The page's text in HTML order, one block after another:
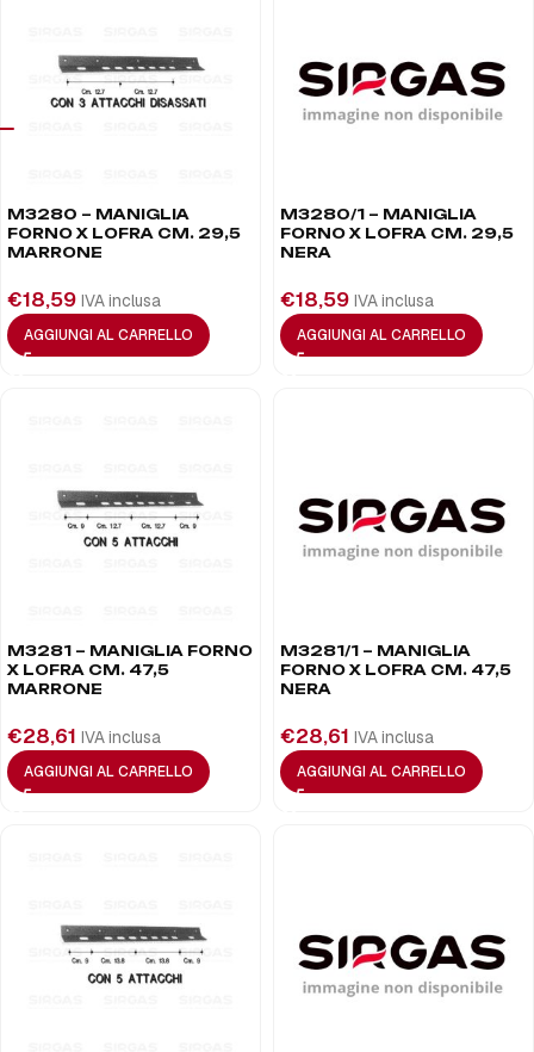
M3280 – MANIGLIA
FORNO X LOFRA CM. 29,5
MARRONE
€18,59 IVA inclusa
AGGIUNGI AL CARRELLO
M3280/1 – MANIGLIA
FORNO X LOFRA CM. 29,5
NERA
€18,59 IVA inclusa
AGGIUNGI AL CARRELLO
M3281 – MANIGLIA FORNO
X LOFRA CM. 47,5
MARRONE
€28,61 IVA inclusa
AGGIUNGI AL CARRELLO
M3281/1 – MANIGLIA
FORNO X LOFRA CM. 47,5
NERA
€28,61 IVA inclusa
AGGIUNGI AL CARRELLO